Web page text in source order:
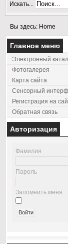
Искать...
Вы здесь: Home
Главное меню
Электронный
Фотогалерея
Карта сайта
Сенсорный
Регистрация на
Обратная связь
Авторизация
Фамилия
Пароль
Запомнить меня